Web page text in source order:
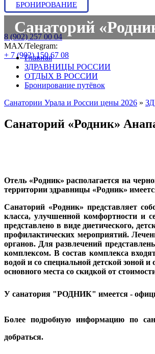
БРОНИРОВАНИЕ
8 (902) 257 00 04
МАХ/Telegram:
+ 7 (902) 150 67 08
Санаторий
Главная
ЗДРАВНИЦЫ РОССИИ
ОТДЫХ В РОССИИ
Бронирование путёвок
Санатории Урала и России цены 2026 »
Санаторий «Родник»
Отель «Родник» располагается на
территории здравницы «Родник»
Санаторий «Родник» представляет
класса, улучшенной комфортности и
представлено в виде диетического,
профилактических мероприятий.
органов. Для развлечений
комплексом. В состав комплекса
водой и со специальной детской зоной
основного места со скидкой от
У санатория "РОДНИК" имеется -
Более подробную информацию по
добраться.